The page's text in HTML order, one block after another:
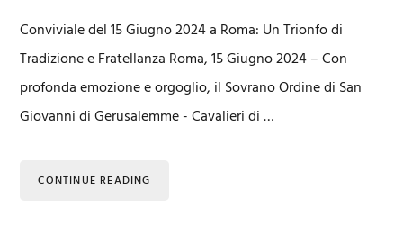
Conviviale del 15 Giugno 2024 a Roma: Un Trionfo di
Tradizione e Fratellanza Roma, 15 Giugno 2024 – Con
profonda emozione e orgoglio, il Sovrano Ordine di San
Giovanni di Gerusalemme - Cavalieri di …
CONTINUE READING